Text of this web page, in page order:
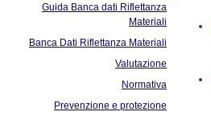
Guida Banca dati Riflettanza
Materiali
Banca Dati Riflettanza Materiali
Valutazione
Normativa
Prevenzione e protezione